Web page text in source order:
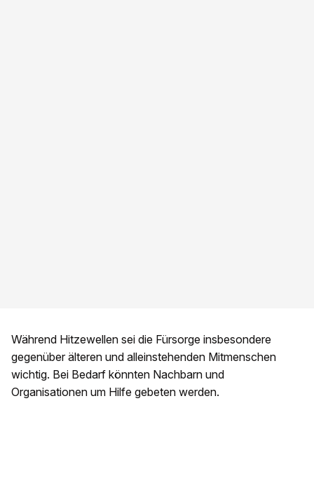
Während Hitzewellen sei die Fürsorge insbesondere
gegenüber älteren und alleinstehenden Mitmenschen
wichtig. Bei Bedarf könnten Nachbarn und
Organisationen um Hilfe gebeten werden.